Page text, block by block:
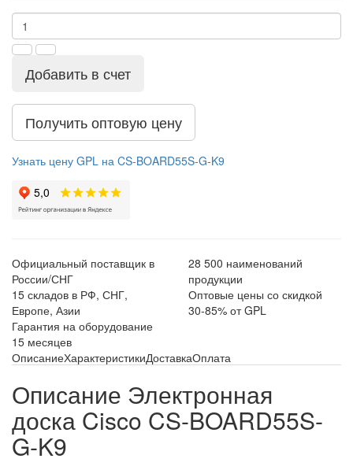
Добавить в счет
Получить оптовую цену
Узнать цену GPL на CS-BOARD55S-G-K9
Официальный поставщик в
России/СНГ
28 500 наименований
продукции
15 складов в РФ, СНГ,
Европе, Азии
Оптовые цены со скидкой
30-85% от GPL
Гарантия на оборудование
15 месяцев
ОписаниеХарактеристикиДоставкаОплата
Описание Электронная
доска Cisco CS-BOARD55S-
G-K9